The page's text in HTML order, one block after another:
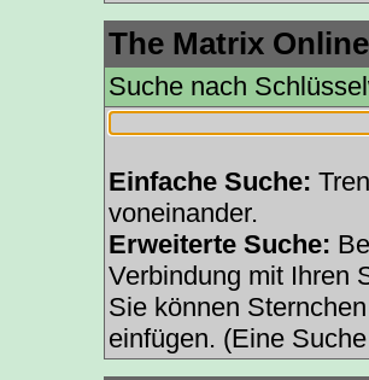
The Matrix
Suche nach
Einfache Suche:
voneinander.
Erweiterte Suche:
Verbindung mit Ihren
Sie können
einfügen. (Eine